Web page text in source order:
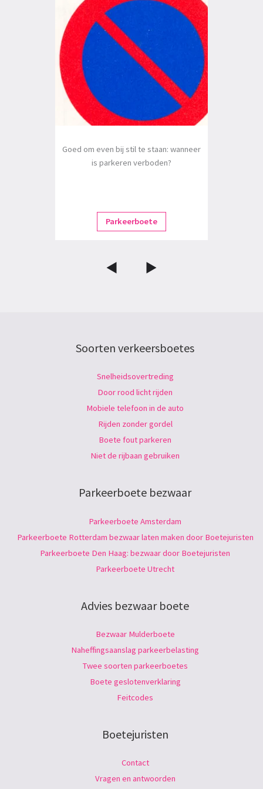
Goed om even bij stil te staan: wanneer
is parkeren verboden?
Parkeerboete
Soorten verkeersboetes
Snelheidsovertreding
Door rood licht rijden
Mobiele telefoon in de auto
Rijden zonder gordel
Boete fout parkeren
Niet de rijbaan gebruiken
Parkeerboete bezwaar
Parkeerboete Amsterdam
Parkeerboete Rotterdam bezwaar laten maken door Boetejuristen
Parkeerboete Den Haag: bezwaar door Boetejuristen
Parkeerboete Utrecht
Advies bezwaar boete
Bezwaar Mulderboete
Naheffingsaanslag parkeerbelasting
Twee soorten parkeerboetes
Boete geslotenverklaring
Feitcodes
Boetejuristen
Contact
Vragen en antwoorden